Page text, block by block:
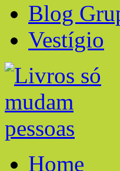
Blog
Vestígio
Home